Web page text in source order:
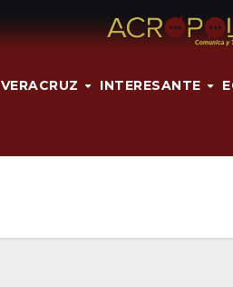
VERACRUZ INTERESANTE